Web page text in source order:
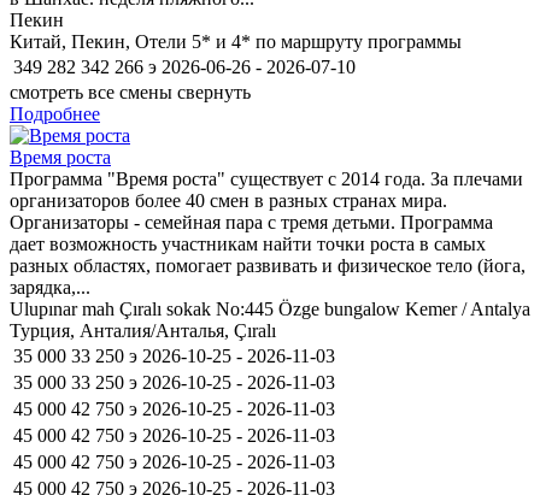
Пекин
Китай, Пекин, Отели 5* и 4* по маршруту программы
349 282 342 266 э 2026-06-26 - 2026-07-10
смотреть все смены свернуть
Подробнее
Время роста
Программа "Время роста" существует с 2014 года. За плечами
организаторов более 40 смен в разных странах мира.
Организаторы - семейная пара с тремя детьми. Программа
дает возможность участникам найти точки роста в самых
разных областях, помогает развивать и физическое тело (йога,
зарядка,...
Ulupınar mah Çıralı sokak No:445 Özge bungalow Kemer / Antalya
Турция, Анталия/Анталья, Çıralı
35 000 33 250 э 2026-10-25 - 2026-11-03
35 000 33 250 э 2026-10-25 - 2026-11-03
45 000 42 750 э 2026-10-25 - 2026-11-03
45 000 42 750 э 2026-10-25 - 2026-11-03
45 000 42 750 э 2026-10-25 - 2026-11-03
45 000 42 750 э 2026-10-25 - 2026-11-03